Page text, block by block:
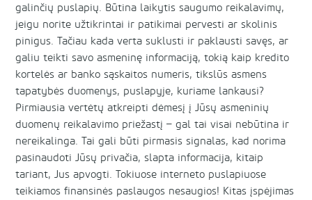
galinčių puslapių. Būtina laikytis saugumo reikalavimų,
jeigu norite užtikrintai ir patikimai pervesti ar skolinis
pinigus. Tačiau kada verta suklusti ir paklausti savęs, ar
galiu teikti savo asmeninę informaciją, tokią kaip kredito
kortelės ar banko sąskaitos numeris, tikslūs asmens
tapatybės duomenys, puslapyje, kuriame lankausi?
Pirmiausia vertėtų atkreipti dėmesį į Jūsų asmeninių
duomenų reikalavimo priežastį – gal tai visai nebūtina ir
nereikalinga. Tai gali būti pirmasis signalas, kad norima
pasinaudoti Jūsų privačia, slapta informacija, kitaip
tariant, Jus apvogti. Tokiuose interneto puslapiuose
teikiamos finansinės paslaugos nesaugios! Kitas įspėjimas